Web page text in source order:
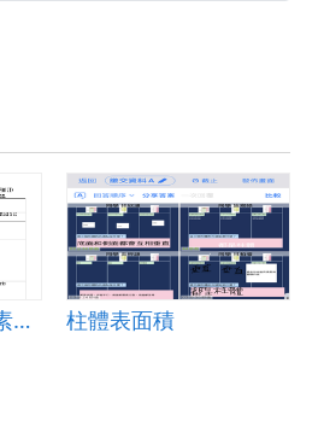
十二年國教新課綱素養導向教學CLIL教案設計 柱體表面積